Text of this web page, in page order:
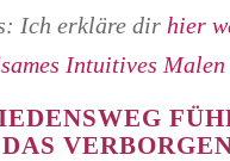
Ich erkläre dir hier
Intuitives Malen